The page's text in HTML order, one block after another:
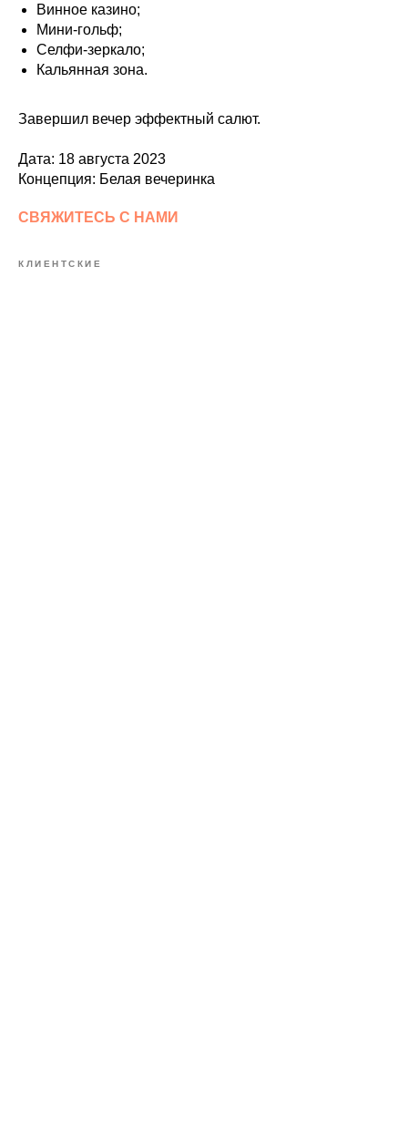
Винное казино;
Мини-гольф;
Селфи-зеркало;
Кальянная зона.
Завершил вечер эффектный салют.
Дата: 18 августа 2023
Концепция: Белая вечеринка
СВЯЖИТЕСЬ С НАМИ
КЛИЕНТСКИЕ